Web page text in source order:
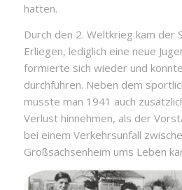
hatten.
Durch den 2. Weltkrieg kam der
Erliegen, lediglich eine neue
formierte sich wieder und
durchführen. Neben dem
musste man 1941 auch
Verlust hinnehmen, als der
bei einem Verkehrsunfall
Großsachsenheim ums Leben